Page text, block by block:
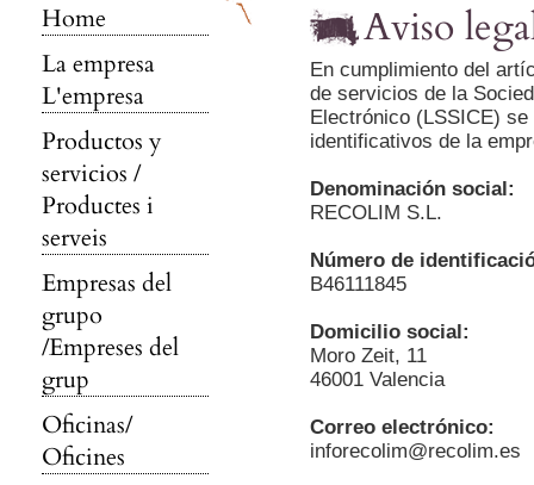
Home
La empresa
L'empresa
Productos y
servicios /
Productes i
serveis
Empresas del
grupo
/Empreses del
grup
Oficinas/
Oficines
Aviso
En cumplimiento del
de servicios de la
Electrónico (LSSICE)
identificativos de la
Denominación social:
RECOLIM S.L.
Número de
B46111845
Domicilio social:
Moro Zeit, 11
46001 Valencia
Correo electrónico:
inforecolim@recolim.es